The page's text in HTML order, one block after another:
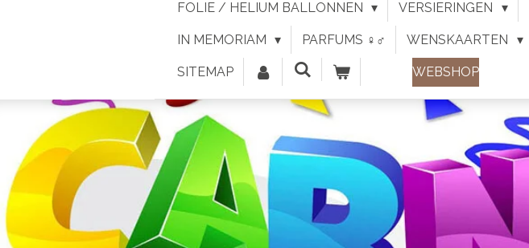
FOLIE / HELIUM BALLONNEN VERSIERINGEN
IN MEMORIAM PARFUMS ♀︎♂︎ WENSKAARTEN
SITEMAP WEBSHOP